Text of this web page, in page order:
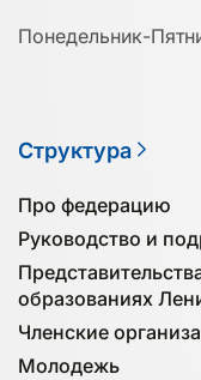
Понедельник-
Структура
Про федерацию
Руководство и
образованиях
Членские
Молодежь